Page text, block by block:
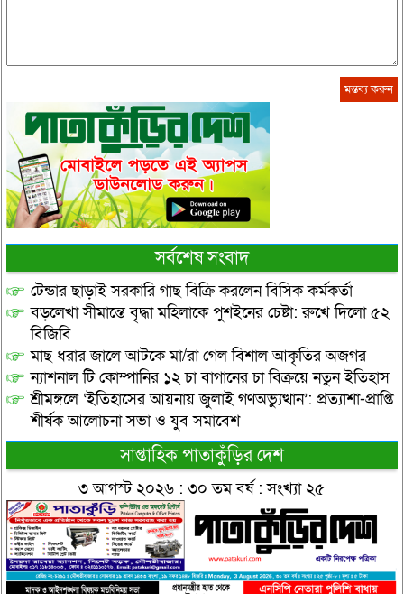
সর্বশেষ সংবাদ
টেন্ডার ছাড়াই সরকারি গাছ বিক্রি করলেন বিসিক কর্মকর্তা
বড়লেখা সীমান্তে বৃদ্ধা মহিলাকে পুশইনের চেষ্টা: রুখে দিলো ৫২
বিজিবি
মাছ ধরার জালে আটকে মা/রা গেল বিশাল আকৃতির অজগর
ন্যাশনাল টি কোম্পানির ১২ চা বাগানের চা বিক্রয়ে নতুন ইতিহাস
শ্রীমঙ্গলে ‘ইতিহাসের আয়নায় জুলাই গণঅভ্যুত্থান’: প্রত্যাশা-প্রাপ্তি
শীর্ষক আলোচনা সভা ও যুব সমাবেশ
সাপ্তাহিক পাতাকুঁড়ির দেশ
৩ আগস্ট ২০২৬ : ৩০ তম বর্ষ : সংখ্যা ২৫